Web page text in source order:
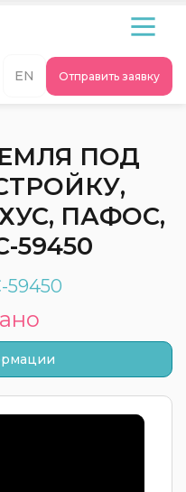
Отправить заявку
EN
ПОД
ПАФОС,
59450
59450